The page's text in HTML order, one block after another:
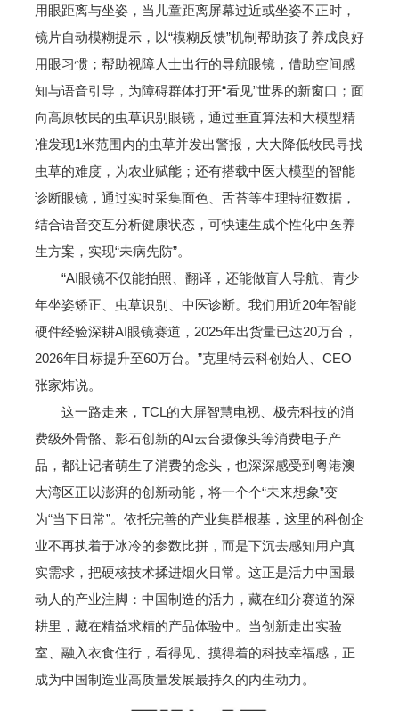
用眼距离与坐姿，当儿童距离屏幕过近或坐姿不正时，
镜片自动模糊提示，以“模糊反馈”机制帮助孩子养成良好
用眼习惯；帮助视障人士出行的导航眼镜，借助空间感
知与语音引导，为障碍群体打开“看见”世界的新窗口；面
向高原牧民的虫草识别眼镜，通过垂直算法和大模型精
准发现1米范围内的虫草并发出警报，大大降低牧民寻找
虫草的难度，为农业赋能；还有搭载中医大模型的智能
诊断眼镜，通过实时采集面色、舌苔等生理特征数据，
结合语音交互分析健康状态，可快速生成个性化中医养
生方案，实现“未病先防”。
“AI眼镜不仅能拍照、翻译，还能做盲人导航、青少
年坐姿矫正、虫草识别、中医诊断。我们用近20年智能
硬件经验深耕AI眼镜赛道，2025年出货量已达20万台，
2026年目标提升至60万台。”克里特云科创始人、CEO
张家炜说。
这一路走来，TCL的大屏智慧电视、极壳科技的消
费级外骨骼、影石创新的AI云台摄像头等消费电子产
品，都让记者萌生了消费的念头，也深深感受到粤港澳
大湾区正以澎湃的创新动能，将一个个“未来想象”变
为“当下日常”。依托完善的产业集群根基，这里的科创企
业不再执着于冰冷的参数比拼，而是下沉去感知用户真
实需求，把硬核技术揉进烟火日常。这正是活力中国最
动人的产业注脚：中国制造的活力，藏在细分赛道的深
耕里，藏在精益求精的产品体验中。当创新走出实验
室、融入衣食住行，看得见、摸得着的科技幸福感，正
成为中国制造业高质量发展最持久的内生动力。